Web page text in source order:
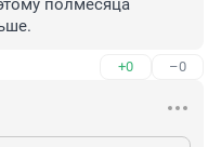
полмесяца
+0 –0